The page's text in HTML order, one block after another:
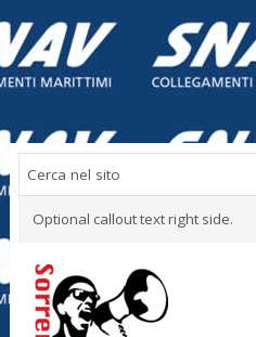
Optional callout text right side.